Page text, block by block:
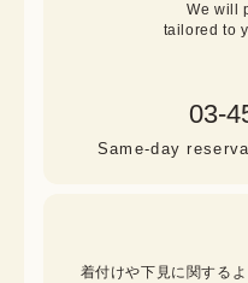
We will
tailored to
03-
Same-day
着付けや下見に関する